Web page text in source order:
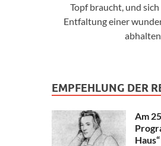
Topf braucht, und
Entfaltung einer
EMPFEHLUNG DER
Am